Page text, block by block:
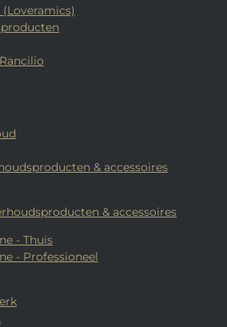
& accessoires
& accessoires
- Thuis
- Professioneel